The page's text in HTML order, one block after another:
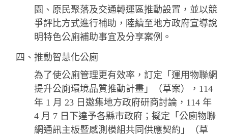
園、原民聚落及交通轉運區推動設置，並以競
爭評比方式進行補助，陸續至地方政府宣導說
明特色公廁補助事宜及分享案例。
四、推動智慧化公廁
為了使公廁管理更有效率，訂定「運用物聯網
提升公廁環境品質推動計畫」（草案），114
年 1 月 23 日邀集地方政府研商討論，114 年
4 月 7 日下達予各縣市政府；擬定「公廁物聯
網通訊主板暨感測模組共同供應契約」（草